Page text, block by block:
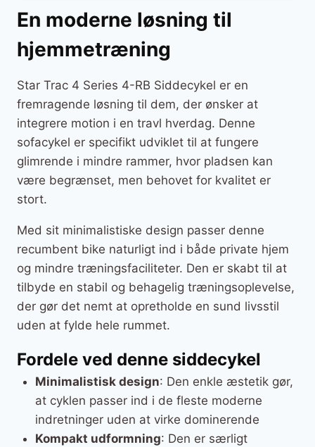
En moderne løsning til
hjemmetræning
Star Trac 4 Series 4-RB Siddecykel er en
fremragende løsning til dem, der ønsker at
integrere motion i en travl hverdag. Denne
sofacykel er specifikt udviklet til at fungere
glimrende i mindre rammer, hvor pladsen kan
være begrænset, men behovet for kvalitet er
stort.
Med sit minimalistiske design passer denne
recumbent bike naturligt ind i både private hjem
og mindre træningsfaciliteter. Den er skabt til at
tilbyde en stabil og behagelig træningsoplevelse,
der gør det nemt at opretholde en sund livsstil
uden at fylde hele rummet.
Fordele ved denne siddecykel
Minimalistisk design: Den enkle æstetik gør,
at cyklen passer ind i de fleste moderne
indretninger uden at virke dominerende
Kompakt udformning: Den er særligt